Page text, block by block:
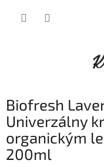
Biofresh
Univerzálny
organickým
200ml